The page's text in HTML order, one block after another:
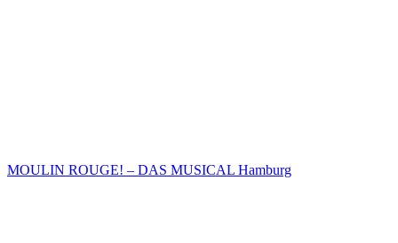
MOULIN ROUGE! – DAS MUSICAL Hamburg